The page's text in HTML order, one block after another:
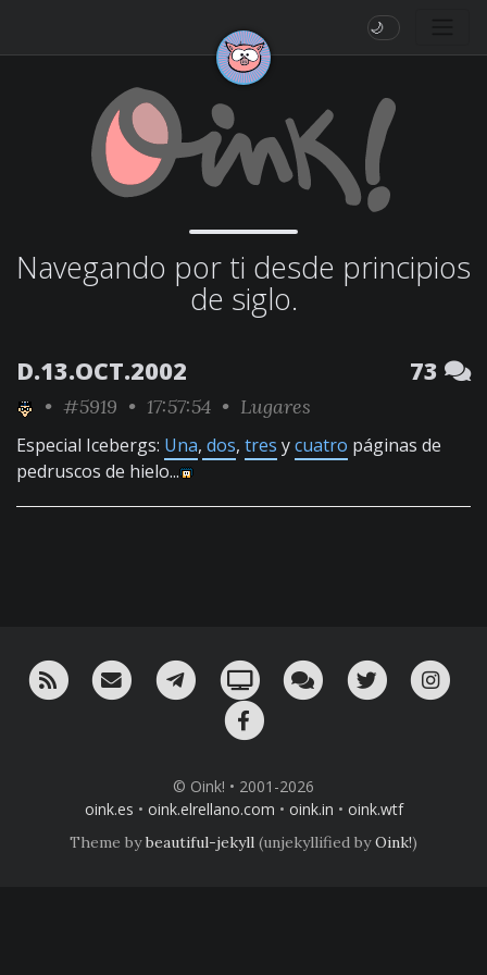
🌙
Navegando por ti desde principios
de siglo.
D.13.OCT.2002 73
• #5919 • 17:57:54 • Lugares
Especial Icebergs: Una, dos, tres ycuatro páginas de
pedruscos de hielo...
RSS ¡Mándame un email!¡Nuestro canal en Telegram!
Oink! TV Charla con nosotros
Twitter
© Oink! • 2001-2026
oink.es • oink.elrellano.com • oink.in • oink.wtf
Theme bybeautiful-jekyll (unjekyllified byOink!)